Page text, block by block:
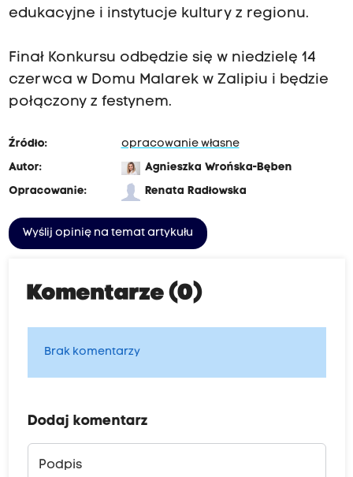
edukacyjne i instytucje kultury z regionu.
Finał Konkursu odbędzie się w niedzielę 14
czerwca w Domu Malarek w Zalipiu i będzie
połączony z festynem.
Źródło:
opracowanie własne
Autor:
Agnieszka Wrońska-Bęben
Opracowanie:
Renata Radłowska
Wyślij opinię na temat artykułu
Komentarze (0)
Brak komentarzy
Dodaj komentarz
Podpis